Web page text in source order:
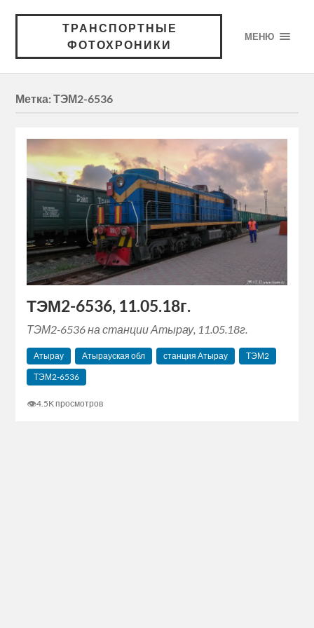
ТРАНСПОРТНЫЕ
ФОТОХРОНИКИ
МЕНЮ
Метка:ТЭМ2-6536
ТЭМ2-6536, 11.05.18г.
ТЭМ2-6536 на станции Атырау, 11.05.18г.
Атырау Атырауская обл станция Атырау
ТЭМ2
ТЭМ2-6536
👁4.5K просмотров